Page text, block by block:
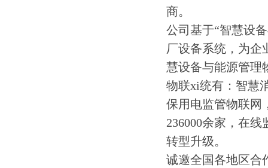
商。
公司基于“智慧设
厂设备系统，为企
慧设备与能源管理
物联xi统有：智慧
保用电监管物联网
236000余家，在
转型升级。
诚邀全国各地区合